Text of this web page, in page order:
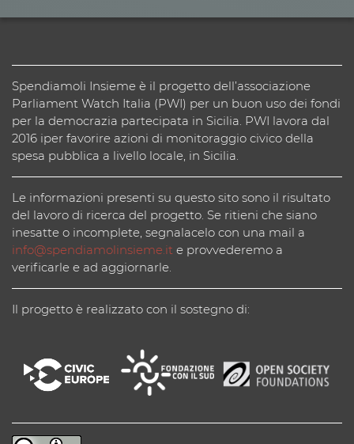
Spendiamoli Insieme è il progetto dell’associazione
Parliament Watch Italia (PWI) per un buon uso dei fondi
per la democrazia partecipata in Sicilia. PWI lavora dal
2016 iper favorire azioni di monitoraggio civico della
spesa pubblica a livello locale, in Sicilia.
Le informazioni presenti su questo sito sono il risultato
del lavoro di ricerca del progetto. Se ritieni che siano
inesatte o incomplete, segnalacelo con una mail a
info@spendiamolinsieme.it e provvederemo a
verificarle e ad aggiornarle.
Il progetto è realizzato con il sostegno di: